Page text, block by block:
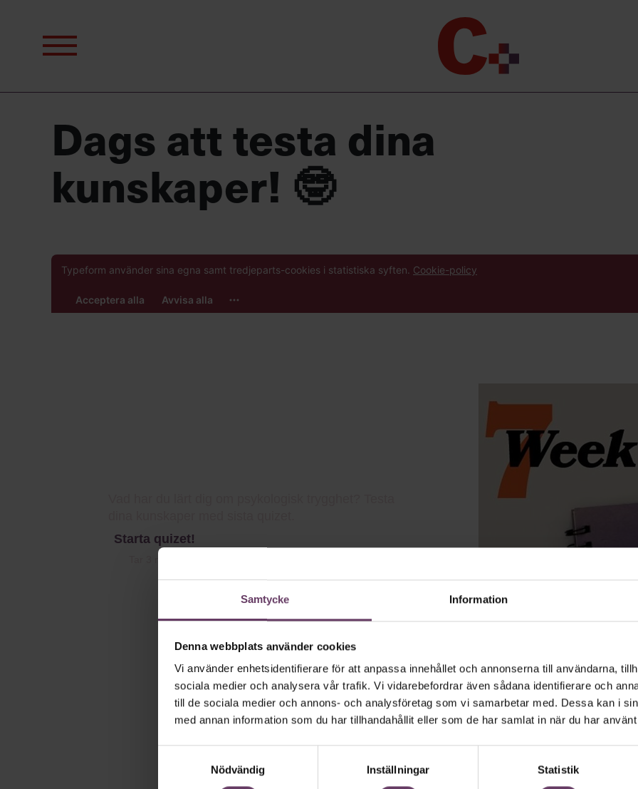
Samtycke Information
Denna webbplats använder cookies
Vi använder enhetsidentifierare för att anpassa innehållet och annonserna till användarna,
sociala medier och analysera vår trafik. Vi vidarebefordrar även sådana identifierare och
till de sociala medier och annons- och analysföretag som vi samarbetar med. Dessa kan i
med annan information som du har tillhandahållit eller som de har samlat in när du har
Nödvändig
Inställningar Statistik
Chefakademin+
Lyft ditt ledarskap med C+
Verktyg i vardagen
Ledarskapsbiblioteket
Dags att testa dina
kunskaper! 🤓